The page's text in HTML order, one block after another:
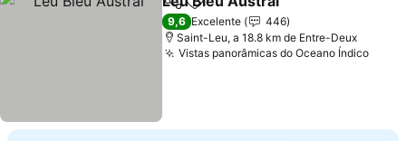
PartilharAdicionar aos favoritos
9,6 Excelente
446
Saint-Leu, a 18.8 km de Entre-Deux
Vistas panorâmicas do Oceano Índico